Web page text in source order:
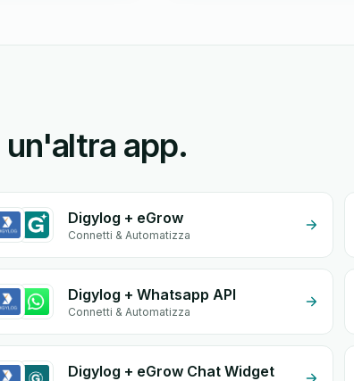
app.
Digylog + eGrow
Connetti & Automatizza
Digylog + Whatsapp API
Connetti & Automatizza
Digylog + eGrow Chat Widget